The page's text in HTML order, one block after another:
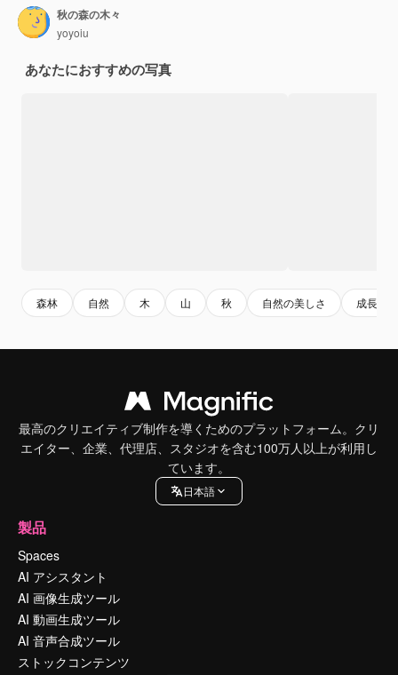
秋の森の木々
yoyoiu
あなたにおすすめの写真
森林 自然 木 山 秋 自然の美しさ 成長
最高のクリエイティブ制作を導くためのプラットフォーム。クリ
エイター、企業、代理店、スタジオを含む100万人以上が利用し
ています。
日本語
製品
Spaces
AI アシスタント
AI 画像生成ツール
AI 動画生成ツール
AI 音声合成ツール
ストックコンテンツ